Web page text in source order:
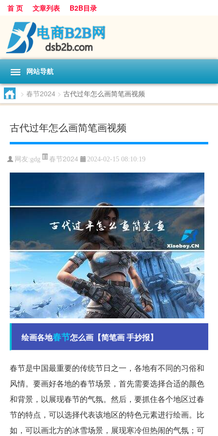
首 页 文章列表 B2B目录
网站导航
> 春节2024 > 古代过年怎么画简笔画视频
古代过年怎么画简笔画视频
网友:gdg 春节2024 2024-02-15 08:10:19
绘画各地春节怎么画【简笔画 手抄报】
春节是中国最重要的传统节日之一，各地有不同的习俗和
风情。要画好各地的春节场景，首先需要选择合适的颜色
和背景，以展现春节的气氛。然后，要抓住各个地区过春
节的特点，可以选择代表该地区的特色元素进行绘画。比
如，可以画北方的冰雪场景，展现寒冷但热闹的气氛；可